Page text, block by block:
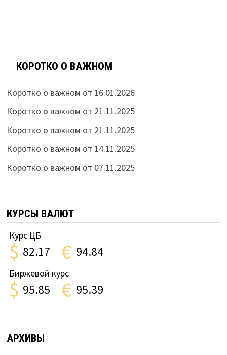
КОРОТКО О ВАЖНОМ
Коротко о важном от 16.01.2026
Коротко о важном от 21.11.2025
Коротко о важном от 21.11.2025
Коротко о важном от 14.11.2025
Коротко о важном от 07.11.2025
КУРСЫ ВАЛЮТ
Курс ЦБ
$ 82.17 € 94.84
Биржевой курс
$ 95.85 € 95.39
АРХИВЫ